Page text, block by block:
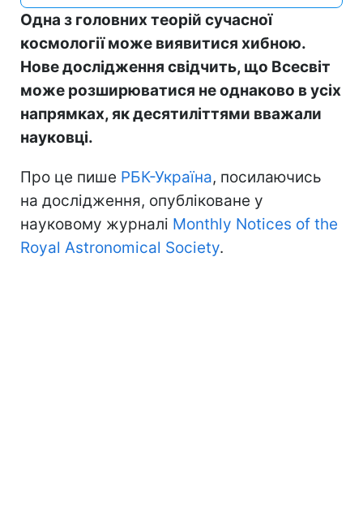
Одна з головних теорій сучасної
космології може виявитися хибною.
Нове дослідження свідчить, що Всесвіт
може розширюватися не однаково в усіх
напрямках, як десятиліттями вважали
науковці.
Про це пише РБК-Україна, посилаючись
на дослідження, опубліковане у
науковому журналі Monthly Notices of the
Royal Astronomical Society.